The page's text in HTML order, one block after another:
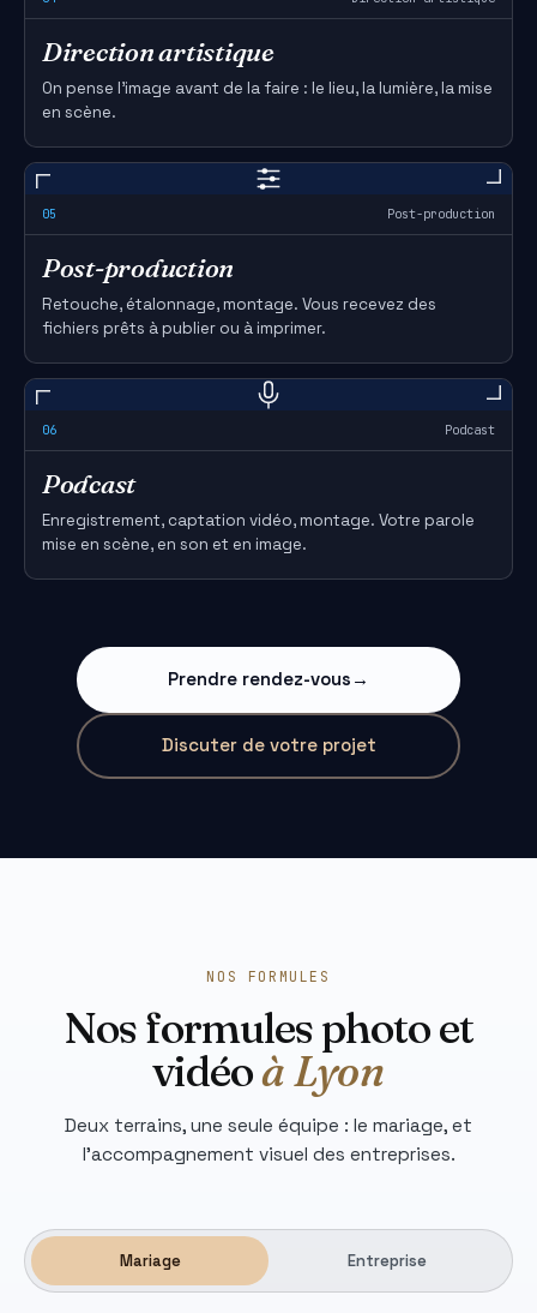
Direction artistique
On pense l'image avant de la faire : le lieu, la lumière, la mise
en scène.
05 Post-production
Post-production
Retouche, étalonnage, montage. Vous recevez des
fichiers prêts à publier ou à imprimer.
06 Podcast
Podcast
Enregistrement, captation vidéo, montage. Votre parole
mise en scène, en son et en image.
Prendre rendez-vous →
Discuter de votre projet
NOS FORMULES
Nos formules photo et
vidéoà Lyon
Deux terrains, une seule équipe : le mariage, et
l'accompagnement visuel des entreprises.
Mariage Entreprise